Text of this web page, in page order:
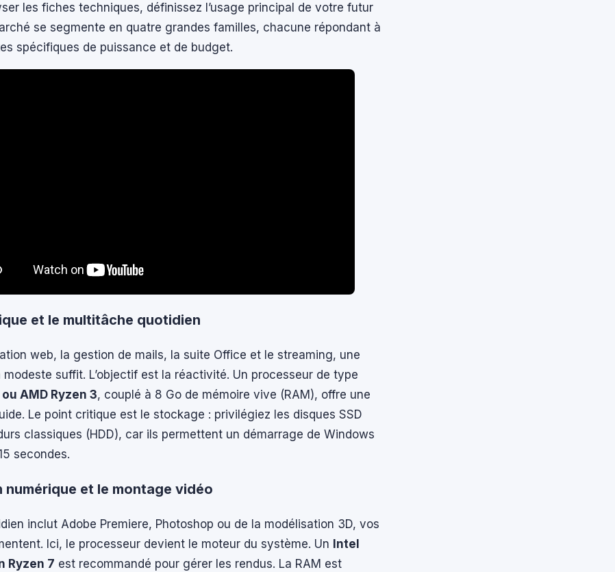
les fiches techniques, définissez l’usage principal de votre futur
se segmente en quatre grandes familles, chacune répondant à
spécifiques de puissance et de budget.
et le multitâche quotidien
web, la gestion de mails, la suite Office et le streaming, une
suffit. L’objectif est la réactivité. Un processeur de type
AMD Ryzen 3, couplé à 8 Go de mémoire vive (RAM), offre une
Le point critique est le stockage : privilégiez les disques SSD
classiques (HDD), car ils permettent un démarrage de Windows
secondes.
numérique et le montage vidéo
inclut Adobe Premiere, Photoshop ou de la modélisation 3D, vos
Ici, le processeur devient le moteur du système. Un
Intel
Ryzen 7 est recommandé pour gérer les rendus. La RAM est